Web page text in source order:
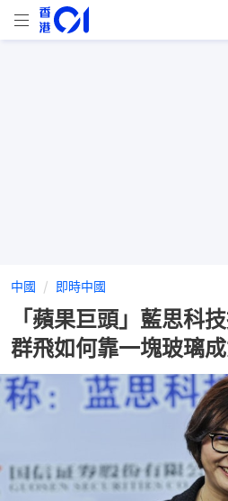
中國 即時中國
「蘋果巨頭」藍思科
群飛如何靠一塊玻璃